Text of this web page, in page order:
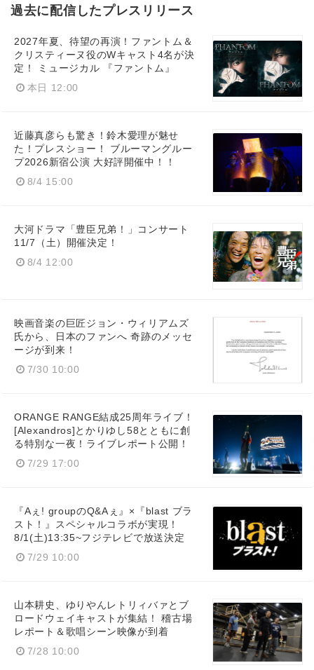
過去に配信したプレスリリース
2027年夏、待望の再演！ファントム＆
クリスティーヌ役のWキャスト4名が決
定！ ミュージカル 『ファントム』
本日 12:00
近藤真彦らも驚き！鈴木愛理が魅せ
た！プレスショー！ ブルーマングルー
プ2026新宿公演 大好評開催中！！
8/4 15:00
大河ドラマ「豊臣兄弟！」コンサート
11/7（土）開催決定！
8/4 12:00
映画音楽の巨匠ジョン・ウィリアムズ
氏から、日本のファンへ 奇跡のメッセ
ージが到来！
7/30 10:00
ORANGE RANGE結成25周年ライブ！
[Alexandros]とかりゆし58とともに創
る特別な一夜！ライブレポート公開！
7/29 17:00
『Aぇ! groupのQ&Aぇ』×『blast ブラ
スト！』スペシャルコラボが実現！
8/1(土)13:35~フジテレビで放送決定
7/29 10:00
山本耕史、ゆりやんレトリィバァとブ
ロードウェイキャストが集結！ 稽古場
レポート＆歌唱シーン映像が到着
7/28 10:00
English